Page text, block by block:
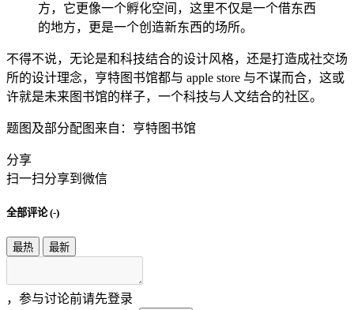
方，它更像一个孵化空间，这里不仅是一个借东西
的地方，更是一个创造新东西的场所。
不得不说，无论是和科技结合的设计风格，还是打造成社交场
所的设计理念，亨特图书馆都与 apple store 与不谋而合，这或
许就是未来图书馆的样子，一个科技与人文结合的社区。
题图及部分配图来自：亨特图书馆
分享
扫一扫分享到微信
全部评论 (-)
最热 最新
，参与讨论前请先登录